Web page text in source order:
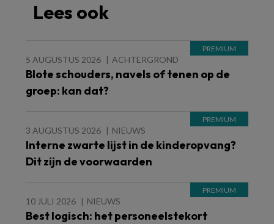
Lees ook
5 AUGUSTUS 2026 ACHTERGROND
Blote schouders, navels of tenen op de
groep: kan dat?
3 AUGUSTUS 2026 NIEUWS
Interne zwarte lijst in de kinderopvang?
Dit zijn de voorwaarden
10 JULI 2026 NIEUWS
Best logisch: het personeelstekort